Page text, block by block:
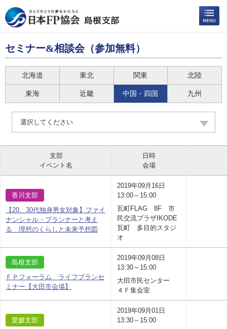
セミナー&相談会（参加無料）
北海道 東北 関東 北陸
東海 近畿 中国・四国 九州
選択してください
支部
イベント名
日時
会場
香川支部
【20、30代独身男女対象】ファイ
ナンシャル・プランナーと考え
る 理想のくらしと未来予想図
2019年09月16日
13:00～15:00
瓦町FLAG 8F 市
民交流プラザIKODE
瓦町 多目的スタジ
オ
島根支部
ＦＰフォーラム ライフプランセ
ミナー【大田市会場】
2019年09月08日
13:30～15:00
大田市民センター
４Ｆ集会室
愛媛支部
2019年09月01日
13:30～15:00